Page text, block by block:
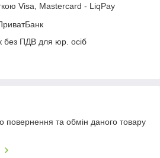
Visa, Mastercard - LiqPay
без ПДВ для юр. осіб
та обмін даного товару